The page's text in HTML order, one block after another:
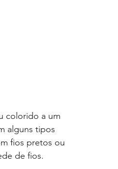
colorido a um
alguns tipos
fios pretos ou
de fios.